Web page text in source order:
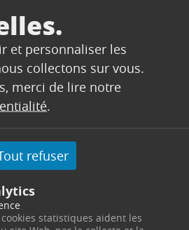
et personnaliser les
collectons sur vous.
merci de lire notre
.
refuser
statistiques aident les
de
au18/05/2026 à 17:00
TECHNIQUES
MunicipalChemin des Vertus